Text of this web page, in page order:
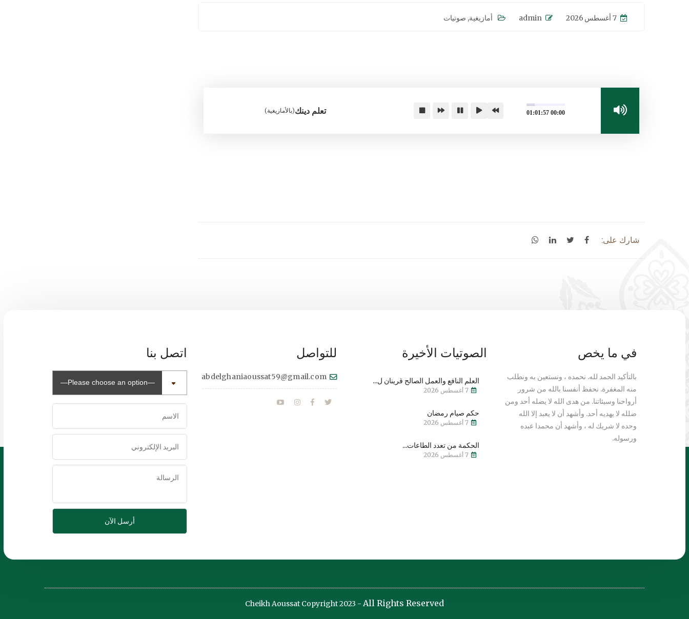
7 أغسطس 2026 admin أمازيغية, صوتيات
تعلم دينك(بالأمازيغية) 00:00
01:01:57
شارك على:
في ما يخص
بالتأكيد الحمد لله. نحمده ، ونستعين به ونطلب
منه المغفرة. نحفظ أنفسنا بالله من شرور
أرواحنا وسيئاتنا. من هدى الله لا يضله أحد ومن
ضلله لا يهديه أحد. وأشهد أن لا يعبد إلا الله
وحده لا شريك له ، وأشهد أن محمدا عبده
ورسوله.
الصوتيات الأخيرة
العلم النافع والعمل الصالح قرينان ل...
7 أغسطس 2026
حكم صيام رمضان
7 أغسطس 2026
الحكمة من تعدد الطاعات...
7 أغسطس 2026
للتواصل
abdelghaniaoussat59@gmail.com
اتصل بنا
Cheikh Aoussat Copyright 2023 - All Rights Reserved